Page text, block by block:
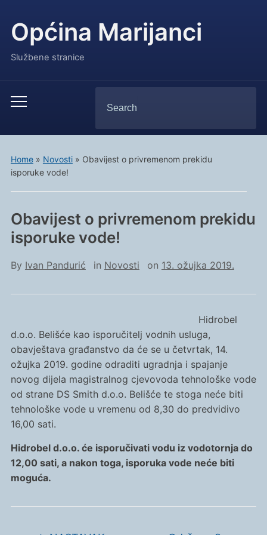
Općina Marijanci
Službene stranice
Toggle
menu
for:
Home» Novosti» Obavijest o privremenom prekidu
isporuke vode!
Obavijest o privremenom prekidu
isporuke vode!
By Ivan Pandurić in Novosti on 13. ožujka 2019.
Hidrobel
d.o.o. Belišće kao isporučitelj vodnih usluga,
obavještava građanstvo da će se u četvrtak, 14.
ožujka 2019. godine odraditi ugradnja i spajanje
novog dijela magistralnog cjevovoda tehnološke vode
od strane DS Smith d.o.o. Belišće te stoga neće biti
tehnološke vode u vremenu od 8,30 do predvidivo
16,00 sati.
Hidrobel d.o.o. će isporučivati vodu iz vodotornja do
12,00 sati, a nakon toga, isporuka vode neće biti
moguća.